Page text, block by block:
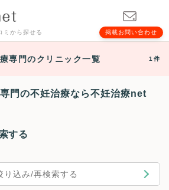
ミから探せる 掲載お問い合わせ
専門のクリニック一覧 1件
門の不妊治療なら不妊治療net
する
り込み/再検索する